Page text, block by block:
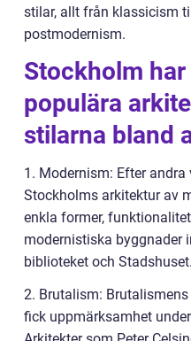
stilar, allt från klassicism
postmodernism.
Stockholm
populära
stilarna bland
1. Modernism: Efter
Stockholms arkitektur av
enkla former,
modernistiska byggnader
biblioteket och Stadshuset.
2. Brutalism:
fick uppmärksamhet